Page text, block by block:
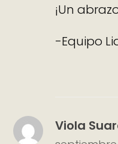
¡Un
-Equipo
Viola